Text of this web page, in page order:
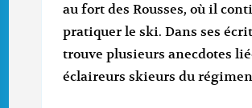
au fort des Rousses, où il
pratiquer le ski. Dans ses
trouve plusieurs anecdotes
éclaireurs skieurs du